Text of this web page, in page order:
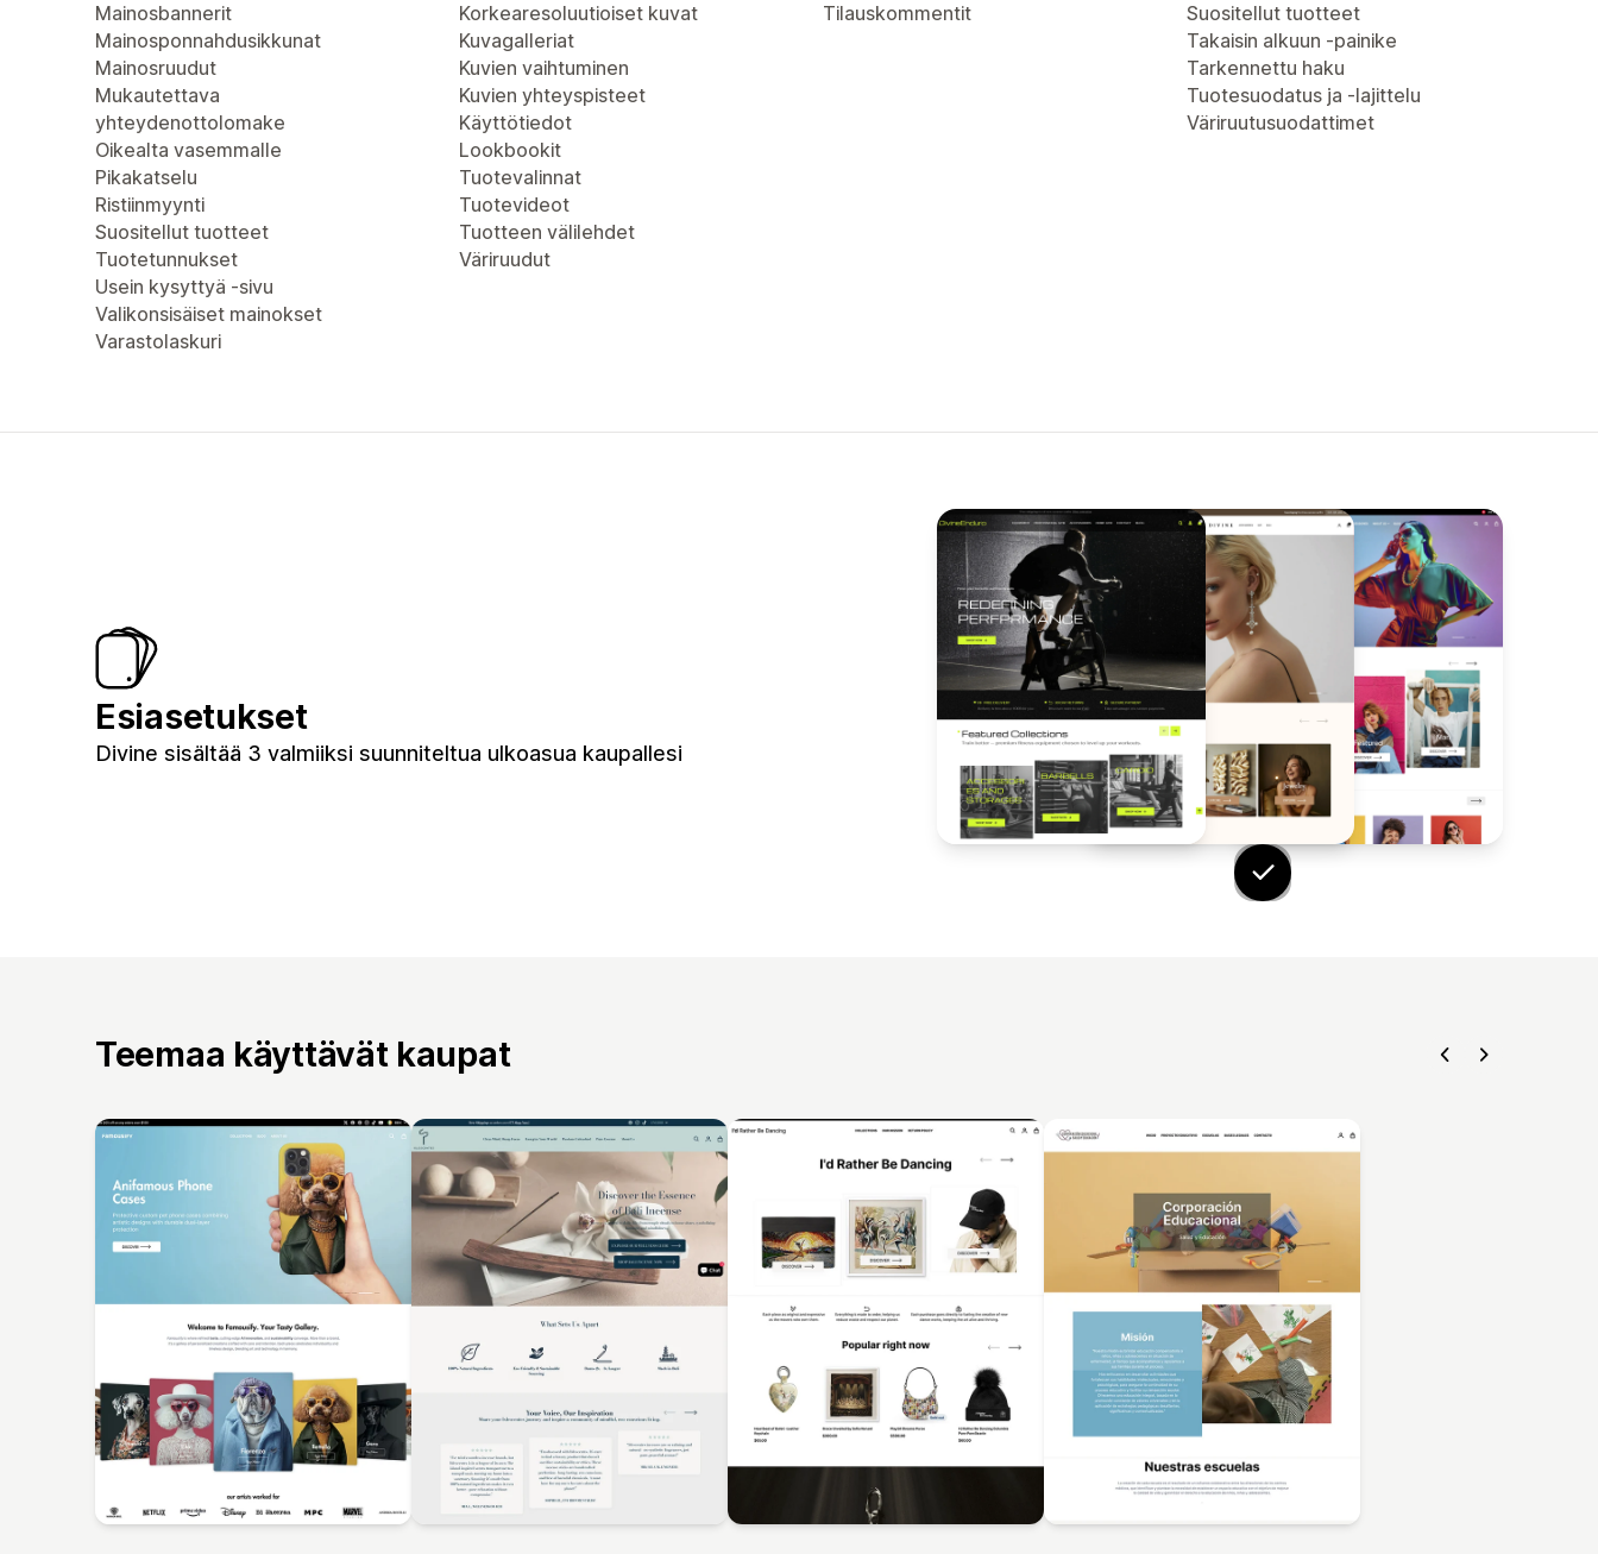
Mainosbannerit
Mainosponnahdusikkunat
Mainosruudut
Mukautettava
yhteydenottolomake
Oikealta vasemmalle
Pikakatselu
Ristiinmyynti
Suositellut tuotteet
Tuotetunnukset
Usein kysyttyä -sivu
Valikonsisäiset mainokset
Varastolaskuri
Korkearesoluutioiset kuvat
Kuvagalleriat
Kuvien vaihtuminen
Kuvien yhteyspisteet
Käyttötiedot
Lookbookit
Tuotevalinnat
Tuotevideot
Tuotteen välilehdet
Väriruudut
Tilauskommentit
Suositellut tuotteet
Takaisin alkuun -painike
Tarkennettu haku
Tuotesuodatus ja -lajittelu
Väriruutusuodattimet
Esiasetukset
Divine sisältää 3 valmiiksi suunniteltua ulkoasua kaupallesi
Teemaa käyttävät kaupat